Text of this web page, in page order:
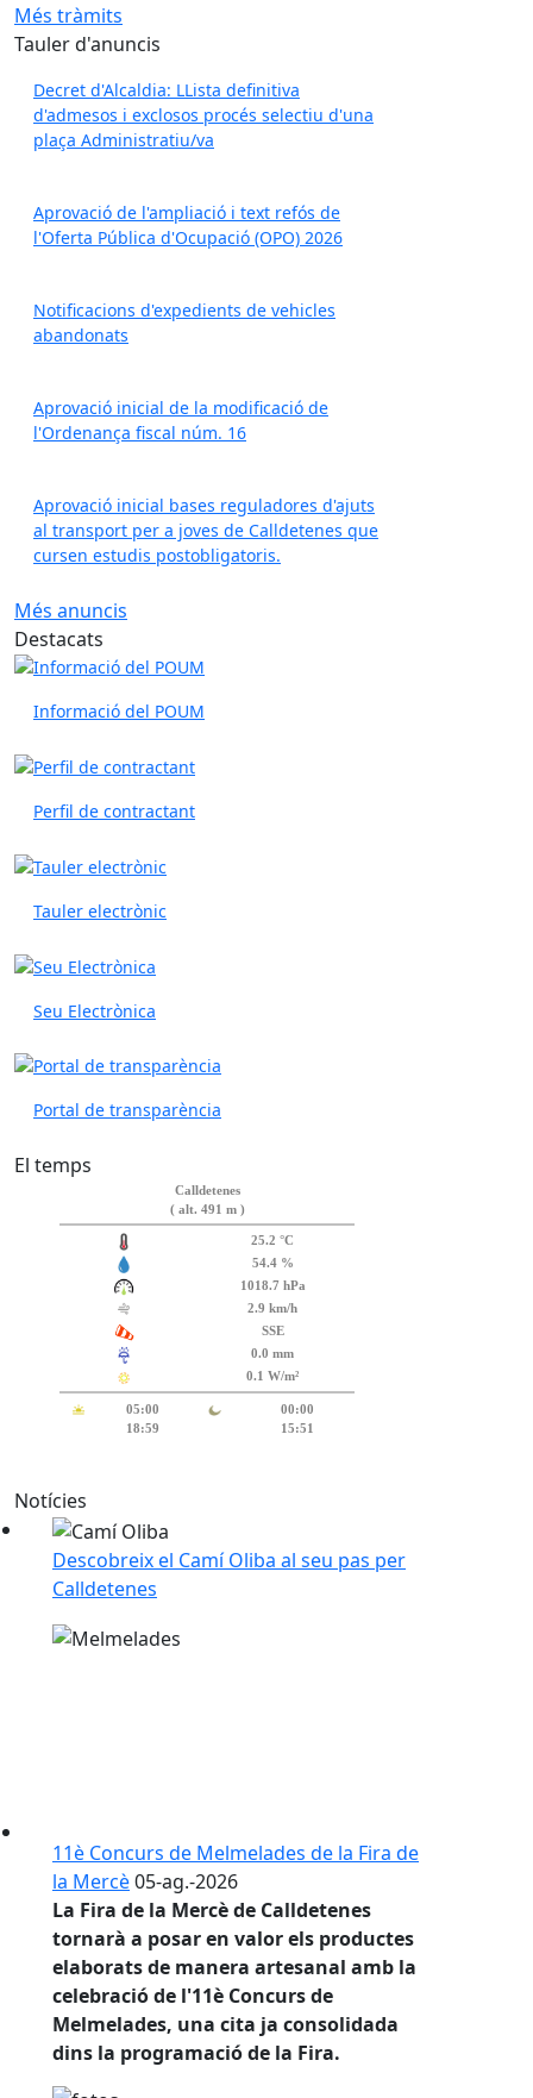
Més tràmits
Tauler d'anuncis
Decret d'Alcaldia: LLista definitiva
d'admesos i exclosos procés selectiu d'una
plaça Administratiu/va
Aprovació de l'ampliació i text refós de
l'Oferta Pública d'Ocupació (OPO) 2026
Notificacions d'expedients de vehicles
abandonats
Aprovació inicial de la modificació de
l'Ordenança fiscal núm. 16
Aprovació inicial bases reguladores d'ajuts
al transport per a joves de Calldetenes que
cursen estudis postobligatoris.
Més anuncis
Destacats
Informació del POUM
Perfil de contractant
Tauler electrònic
Seu Electrònica
Portal de transparència
El temps
Notícies
Descobreix el Camí Oliba al seu pas per
Calldetenes
11è Concurs de Melmelades de la Fira de
la Mercè05-ag.-2026
La Fira de la Mercè de Calldetenes
tornarà a posar en valor els productes
elaborats de manera artesanal amb la
celebració de l'11è Concurs de
Melmelades, una cita ja consolidada
dins la programació de la Fira.